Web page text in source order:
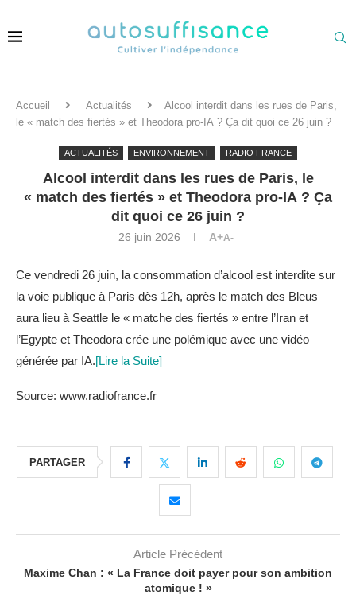
Accueil Actualités
Alcool interdit dans les rues de Paris,
le « match des fiertés » et Theodora pro-IA ? Ça dit quoi ce 26 juin ?
ACTUALITÉS ENVIRONNEMENT RADIO FRANCE
Alcool interdit dans les rues de Paris, le
« match des fiertés » et Theodora pro-IA ? Ça
dit quoi ce 26 juin ?
26 juin 2026 A+A-
Ce vendredi 26 juin, la consommation d’alcool est interdite sur
la voie publique à Paris dès 12h, après le match des Bleus
aura lieu à Seattle le « matche des fiertés » entre l’Iran et
l’Egypte et Theodora crée une polémique avec une vidéo
générée par IA.[Lire la Suite]
Source: www.radiofrance.fr
PARTAGER
Article Précédent
Maxime Chan : « La France doit payer pour son ambition
atomique ! »